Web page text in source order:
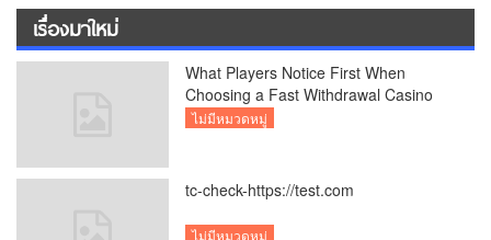
เรื่องมาใหม่
What Players Notice First When
Choosing a Fast Withdrawal Casino
UK
ไม่มีหมวดหมู่
tc-check-https://test.com
ไม่มีหมวดหมู่